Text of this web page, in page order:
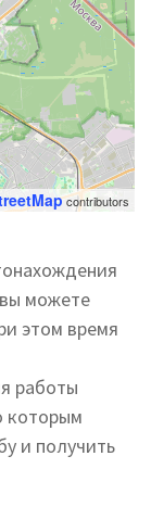
contributors
можете
этом время
работы
которым
и получить